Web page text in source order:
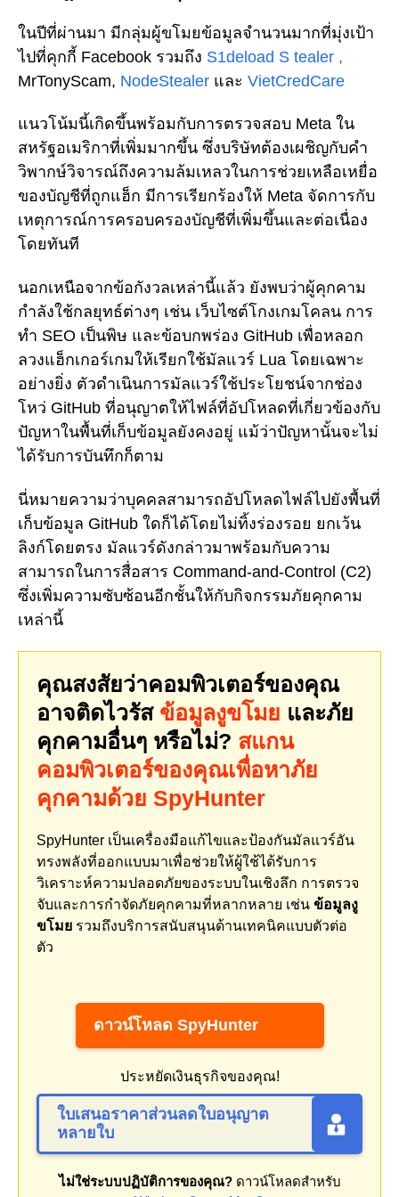
ในปีที่ผ่านมา มีกลุ่มผู้ขโมยข้อมูลจำนวนมากที่มุ่งเป้า
ไปที่คุกกี้ Facebook รวมถึง S1deload S tealer ,
MrTonyScam, NodeStealer และ VietCredCare
แนวโน้มนี้เกิดขึ้นพร้อมกับการตรวจสอบ Meta ใน
สหรัฐอเมริกาที่เพิ่มมากขึ้น ซึ่งบริษัทต้องเผชิญกับคำ
วิพากษ์วิจารณ์ถึงความล้มเหลวในการช่วยเหลือเหยื่อ
ของบัญชีที่ถูกแฮ็ก มีการเรียกร้องให้ Meta จัดการกับ
เหตุการณ์การครอบครองบัญชีที่เพิ่มขึ้นและต่อเนื่อง
โดยทันที
นอกเหนือจากข้อกังวลเหล่านี้แล้ว ยังพบว่าผู้คุกคาม
กำลังใช้กลยุทธ์ต่างๆ เช่น เว็บไซต์โกงเกมโคลน การ
ทำ SEO เป็นพิษ และข้อบกพร่อง GitHub เพื่อหลอก
ลวงแฮ็กเกอร์เกมให้เรียกใช้มัลแวร์ Lua โดยเฉพาะ
อย่างยิ่ง ตัวดำเนินการมัลแวร์ใช้ประโยชน์จากช่อง
โหว่ GitHub ที่อนุญาตให้ไฟล์ที่อัปโหลดที่เกี่ยวข้องกับ
ปัญหาในพื้นที่เก็บข้อมูลยังคงอยู่ แม้ว่าปัญหานั้นจะไม่
ได้รับการบันทึกก็ตาม
นี่หมายความว่าบุคคลสามารถอัปโหลดไฟล์ไปยังพื้นที่
เก็บข้อมูล GitHub ใดก็ได้โดยไม่ทิ้งร่องรอย ยกเว้น
ลิงก์โดยตรง มัลแวร์ดังกล่าวมาพร้อมกับความ
สามารถในการสื่อสาร Command-and-Control (C2)
ซึ่งเพิ่มความซับซ้อนอีกชั้นให้กับกิจกรรมภัยคุกคาม
เหล่านี้
คุณสงสัยว่าคอมพิวเตอร์ของคุณ
อาจติดไวรัส ข้อมูลงูขโมย และภัย
คุกคามอื่นๆ หรือไม่? สแกน
คอมพิวเตอร์ของคุณเพื่อหาภัย
คุกคามด้วย SpyHunter
SpyHunter เป็นเครื่องมือแก้ไขและป้องกันมัลแวร์อัน
ทรงพลังที่ออกแบบมาเพื่อช่วยให้ผู้ใช้ได้รับการ
วิเคราะห์ความปลอดภัยของระบบในเชิงลึก การตรวจ
จับและการกำจัดภัยคุกคามที่หลากหลาย เช่น ข้อมูลงู
ขโมย รวมถึงบริการสนับสนุนด้านเทคนิคแบบตัวต่อ
ตัว
ดาวน์โหลด SpyHunter
ประหยัดเงินธุรกิจของคุณ!
ใบเสนอราคาส่วนลดใบอนุญาต
หลายใบ
ไม่ใช่ระบบปฏิบัติการของคุณ?ดาวน์โหลดสำหรับ